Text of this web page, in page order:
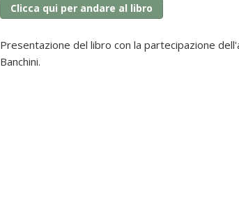
Clicca qui per andare al libro
Presentazione del libro con la partecipazione
Banchini.